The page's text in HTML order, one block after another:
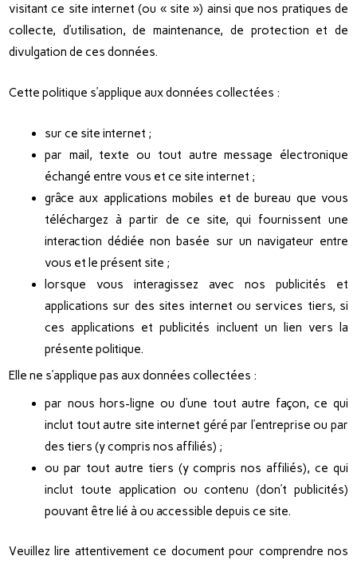
visitant ce site internet (ou « site ») ainsi que nos pratiques de
collecte, d’utilisation, de maintenance, de protection et de
divulgation de ces données.
Cette politique s’applique aux données collectées :
sur ce site internet ;
par mail, texte ou tout autre message électronique
échangé entre vous et ce site internet ;
grâce aux applications mobiles et de bureau que vous
téléchargez à partir de ce site, qui fournissent une
interaction dédiée non basée sur un navigateur entre
vous et le présent site ;
lorsque vous interagissez avec nos publicités et
applications sur des sites internet ou services tiers, si
ces applications et publicités incluent un lien vers la
présente politique.
Elle ne s’applique pas aux données collectées :
par nous hors-ligne ou d’une tout autre façon, ce qui
inclut tout autre site internet géré par l’entreprise ou par
des tiers (y compris nos affiliés) ;
ou par tout autre tiers (y compris nos affiliés), ce qui
inclut toute application ou contenu (don’t publicités)
pouvant être lié à ou accessible depuis ce site.
Veuillez lire attentivement ce document pour comprendre nos